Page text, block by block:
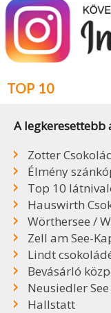
TOP 10
A legkeresettebb
Zotter
Élmény
Top 10
Hauswirth
Wörthersee /
Zell am See-
Lindt
Bevásárló
Neusiedler
Hallstatt